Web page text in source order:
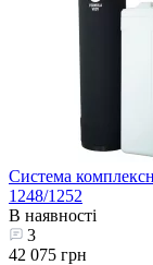
Система
1248/1252
В наявності
3
42 075 грн